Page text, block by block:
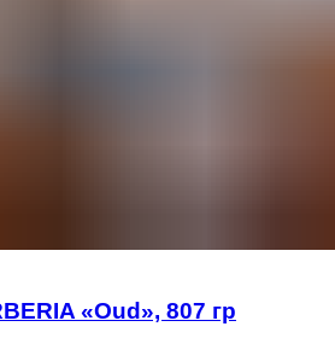
«Oud», 807 гр